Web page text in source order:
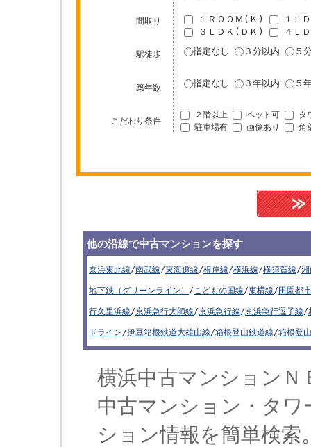
間取り
駅徒歩
築年数
こだわり条件
１ＲＯＯＭ(Ｋ)
１Ｌ
３ＬＤＫ(ＤＫ)
４Ｌ
指定なし
３分以内 ５
指定なし ３年以内 ５
２階以上 ペット可
タ
駐車場有
画像あり 角
他の沿線で中古マンションを探す
京浜東北線/南武線/東海道線/根岸線/横浜線/横須賀線/
地下鉄（グリーンライン） /こどもの国線/東横線/田園都
行久里浜線/京浜急行大師線/京浜急行線/京浜急行逗子線/
ドライン/伊豆箱根鉄道大雄山線/箱根登山鉄道線/箱根登
横浜中古マンションＮ
中古マンション・タ
ション情報を簡単検